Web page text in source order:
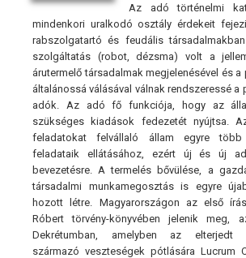
Az adó történelmi
mindenkori uralkodó osztály érdekeit
rabszolgatartó és feudális
szolgáltatás (robot, dézsma) volt a
árutermelő társadalmak megjelenésével és
általánossá válásával válnak rendszeressé a
adók. Az adó fő funkciója, hogy az
szükséges kiadások fedezetét nyújtsa.
feladatokat felvállaló állam egyre
feladataik ellátásához, ezért új és új
bevezetésre. A termelés bővülése, a
társadalmi munkamegosztás is egyre
hozott létre. Magyarországon az első
Róbert törvény-könyvében jelenik meg,
Dekrétumban, amelyben az elterjedt
származó veszteségek pótlására Lucrum